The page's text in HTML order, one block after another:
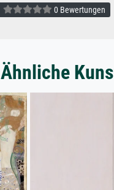
0 Bewertungen
Ähnliche